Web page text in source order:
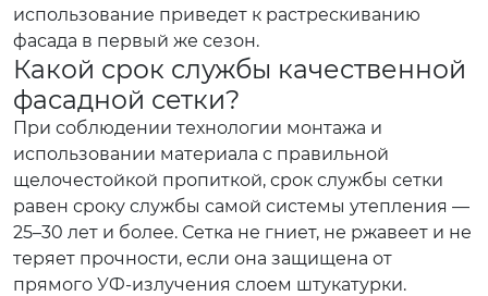
использование приведет к растрескиванию
фасада в первый же сезон.
Какой срок службы качественной
фасадной сетки?
При соблюдении технологии монтажа и
использовании материала с правильной
щелочестойкой пропиткой, срок службы сетки
равен сроку службы самой системы утепления —
25–30 лет и более. Сетка не гниет, не ржавеет и не
теряет прочности, если она защищена от
прямого УФ-излучения слоем штукатурки.